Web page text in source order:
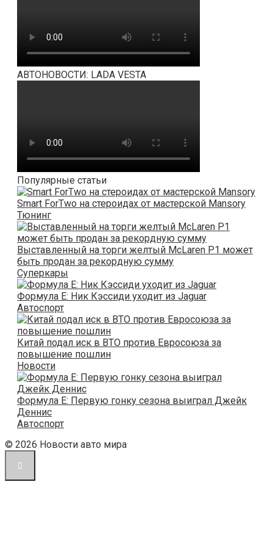
АВТОНОВОСТИ: LADA VESTA
Популярные статьи
Smart ForTwo на стероидах от мастерской Mansory
Тюнинг
Выставленный на торги желтый McLaren P1 может
быть продан за рекордную сумму
Суперкары
Формула E: Ник Кэссиди уходит из Jaguar
Автоспорт
Китай подал иск в ВТО против Евросоюза за
повышение пошлин
Новости
Формула E: Первую гонку сезона выиграл Джейк
Деннис
Автоспорт
© 2026 Новости авто мира